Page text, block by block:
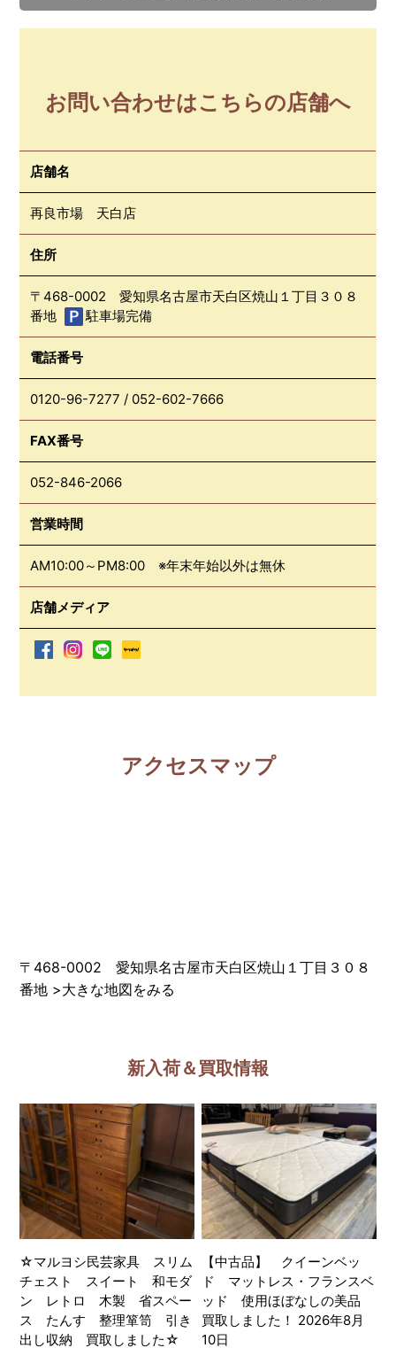
お問い合わせはこちらの店舗へ
店舗名
再良市場 天白店
住所
〒468-0002 愛知県名古屋市天白区焼山１丁目３０８
番地
駐車場完備
電話番号
0120-96-7277 / 052-602-7666
FAX番号
052-846-2066
営業時間
AM10:00～PM8:00 ※年末年始以外は無休
店舗メディア
アクセスマップ
〒468-0002 愛知県名古屋市天白区焼山１丁目３０８
番地 >大きな地図をみる
新入荷＆買取情報
☆マルヨシ民芸家具 スリム
チェスト スイート 和モダ
ン レトロ 木製 省スペー
ス たんす 整理箪笥 引き
出し収納 買取しました☆
【中古品】 クイーンベッ
ド マットレス・フランスベ
ッド 使用ほぼなしの美品
買取しました！ 2026年8月
10日